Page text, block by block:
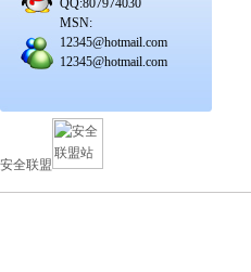
QQ:807974030
MSN:
12345@hotmail.com
12345@hotmail.com
安全联盟